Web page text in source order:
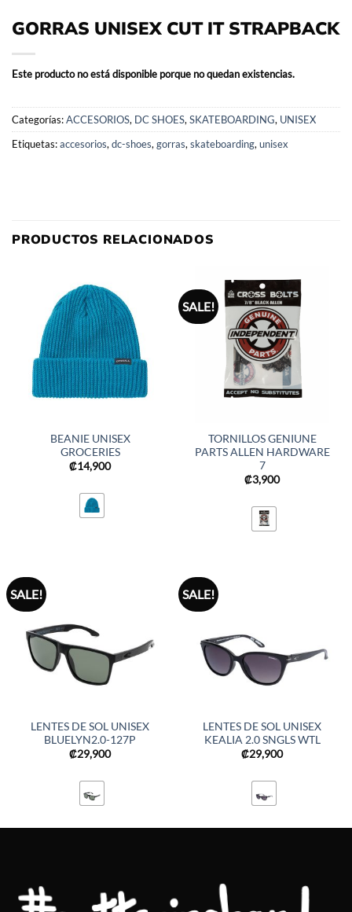
GORRAS UNISEX CUT IT STRAPBACK
Este producto no está disponible porque no quedan existencias.
Categorías:ACCESORIOS, DC SHOES, SKATEBOARDING, UNISEX
Etiquetas:accesorios, dc-shoes, gorras, skateboarding, unisex
PRODUCTOS RELACIONADOS
BEANIE UNISEX
GROCERIES
₡14,900
SALE!
TORNILLOS GENIUNE
PARTS ALLEN HARDWARE
7
₡3,900
SALE!
LENTES DE SOL UNISEX
BLUELYN2.0-127P
₡29,900
SALE!
LENTES DE SOL UNISEX
KEALIA 2.0 SNGLS WTL
₡29,900